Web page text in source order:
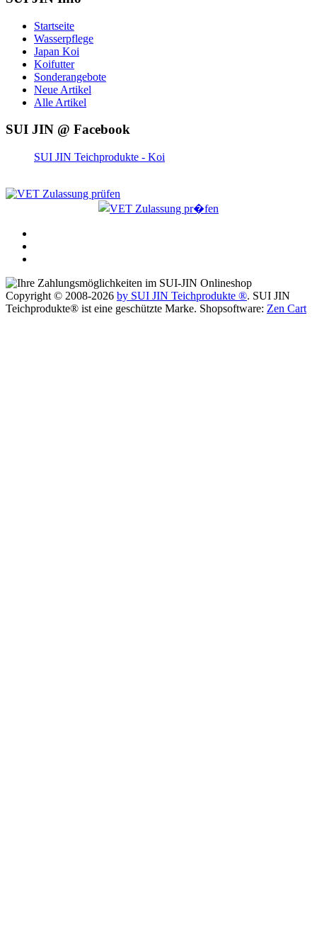
Startseite
Wasserpflege
Japan Koi
Koifutter
Sonderangebote
Neue Artikel
Alle Artikel
SUI JIN @ Facebook
SUI JIN Teichprodukte - Koi
Copyright © 2008-2026 by SUI JIN Teichprodukte ®. SUI JIN
Teichprodukte® ist eine geschützte Marke. Shopsoftware: Zen Cart